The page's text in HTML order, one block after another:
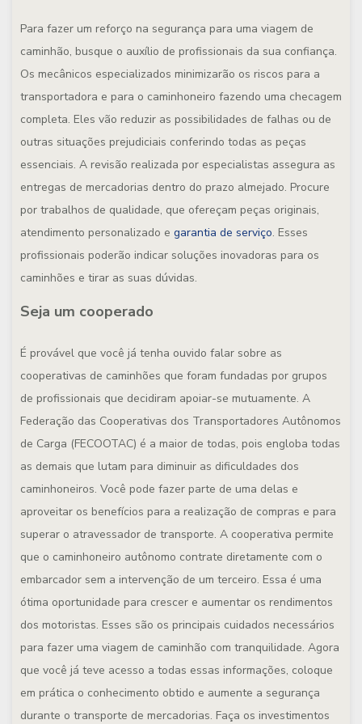
Para fazer um reforço na segurança para uma viagem de
caminhão, busque o auxílio de profissionais da sua confiança.
Os mecânicos especializados minimizarão os riscos para a
transportadora e para o caminhoneiro fazendo uma checagem
completa. Eles vão reduzir as possibilidades de falhas ou de
outras situações prejudiciais conferindo todas as peças
essenciais. A revisão realizada por especialistas assegura as
entregas de mercadorias dentro do prazo almejado. Procure
por trabalhos de qualidade, que ofereçam peças originais,
atendimento personalizado e garantia de serviço. Esses
profissionais poderão indicar soluções inovadoras para os
caminhões e tirar as suas dúvidas.
Seja um cooperado
É provável que você já tenha ouvido falar sobre as
cooperativas de caminhões que foram fundadas por grupos
de profissionais que decidiram apoiar-se mutuamente. A
Federação das Cooperativas dos Transportadores Autônomos
de Carga (FECOOTAC) é a maior de todas, pois engloba todas
as demais que lutam para diminuir as dificuldades dos
caminhoneiros. Você pode fazer parte de uma delas e
aproveitar os benefícios para a realização de compras e para
superar o atravessador de transporte. A cooperativa permite
que o caminhoneiro autônomo contrate diretamente com o
embarcador sem a intervenção de um terceiro. Essa é uma
ótima oportunidade para crescer e aumentar os rendimentos
dos motoristas. Esses são os principais cuidados necessários
para fazer uma viagem de caminhão com tranquilidade. Agora
que você já teve acesso a todas essas informações, coloque
em prática o conhecimento obtido e aumente a segurança
durante o transporte de mercadorias. Faça os investimentos